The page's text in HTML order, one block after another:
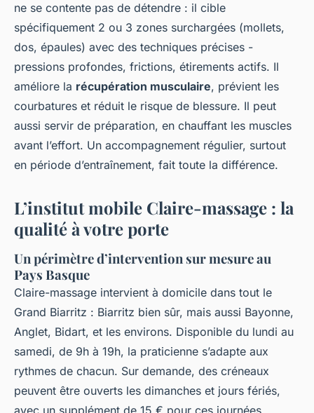
ne se contente pas de détendre : il cible
spécifiquement 2 ou 3 zones surchargées (mollets,
dos, épaules) avec des techniques précises -
pressions profondes, frictions, étirements actifs. Il
améliore la récupération musculaire, prévient les
courbatures et réduit le risque de blessure. Il peut
aussi servir de préparation, en chauffant les muscles
avant l’effort. Un accompagnement régulier, surtout
en période d’entraînement, fait toute la différence.
L’institut mobile Claire-massage : la
qualité à votre porte
Un périmètre d’intervention sur mesure au
Pays Basque
Claire-massage intervient à domicile dans tout le
Grand Biarritz : Biarritz bien sûr, mais aussi Bayonne,
Anglet, Bidart, et les environs. Disponible du lundi au
samedi, de 9h à 19h, la praticienne s’adapte aux
rythmes de chacun. Sur demande, des créneaux
peuvent être ouverts les dimanches et jours fériés,